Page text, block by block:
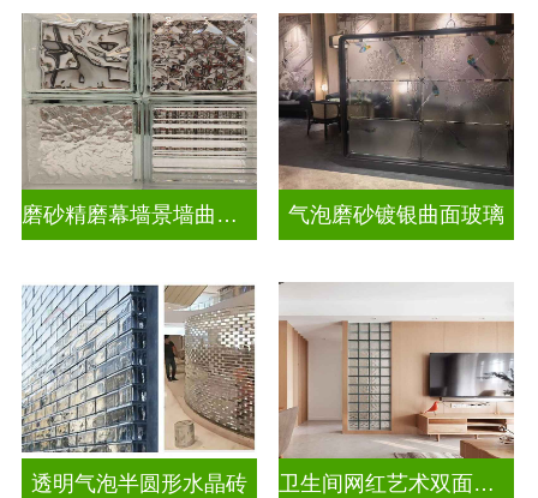
磨砂精磨幕墙景墙曲面玻璃 气泡磨砂镀银曲面玻璃
透明气泡半圆形水晶砖 卫生间网红艺术双面玻璃砖